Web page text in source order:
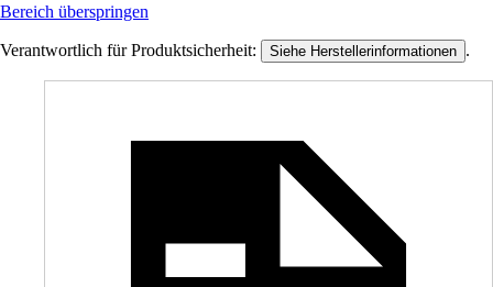
Bereich überspringen
Verantwortlich für Produktsicherheit: Siehe Herstellerinformationen .